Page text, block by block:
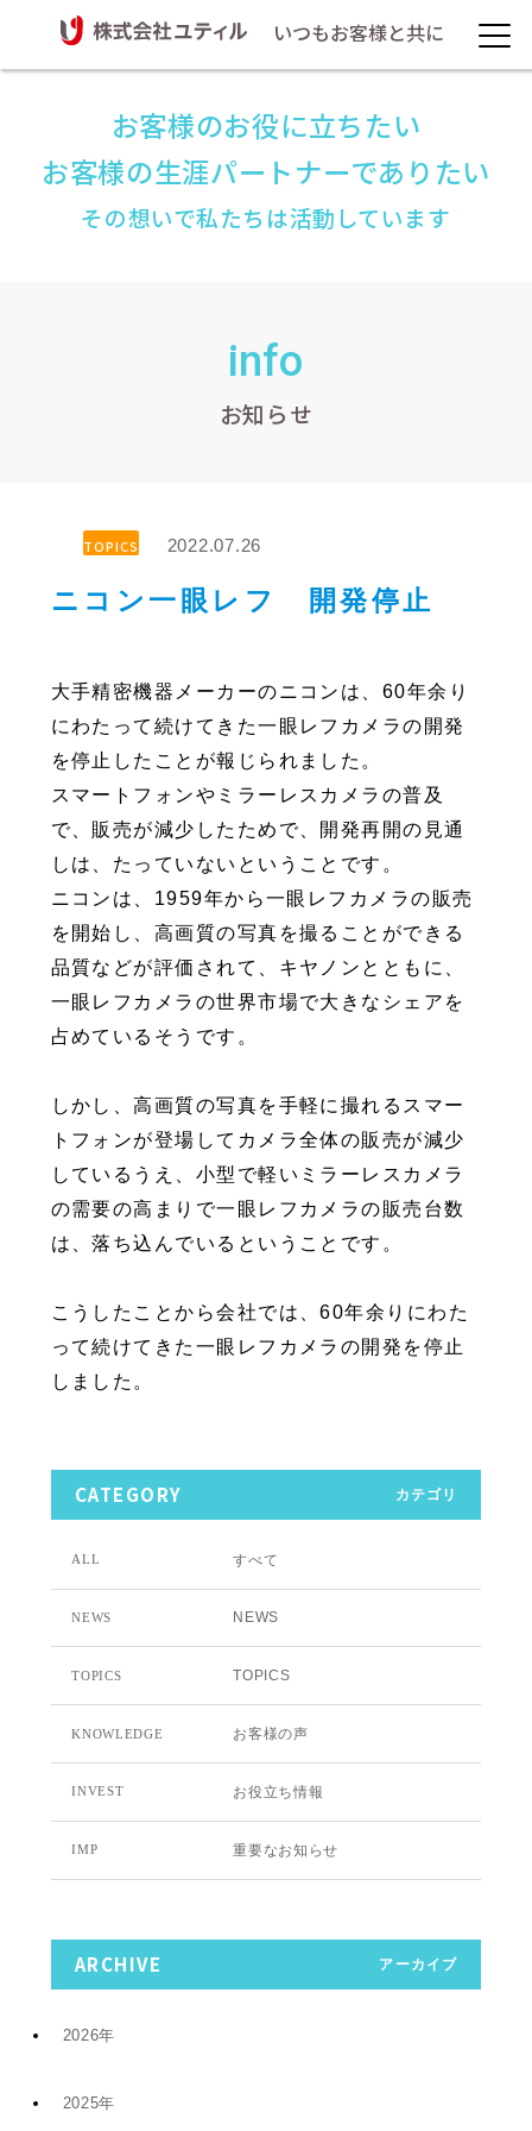
いつもお客様と共に
お客様のお役に立ちたい
お客様の生涯パートナーでありたい
その想いで私たちは活動しています
info
お知らせ
TOPICS 2022.07.26
ニコン一眼レフ 開発停止
大手精密機器メーカーのニコンは、60年余り
にわたって続けてきた一眼レフカメラの開発
を停止したことが報じられました。
スマートフォンやミラーレスカメラの普及
で、販売が減少したためで、開発再開の見通
しは、たっていないということです。
ニコンは、1959年から一眼レフカメラの販売
を開始し、高画質の写真を撮ることができる
品質などが評価されて、キヤノンとともに、
一眼レフカメラの世界市場で大きなシェアを
占めているそうです。
しかし、高画質の写真を手軽に撮れるスマー
トフォンが登場してカメラ全体の販売が減少
しているうえ、小型で軽いミラーレスカメラ
の需要の高まりで一眼レフカメラの販売台数
は、落ち込んでいるということです。
こうしたことから会社では、60年余りにわた
って続けてきた一眼レフカメラの開発を停止
しました。
CATEGORY カテゴリ
ALL すべて
NEWS NEWS
TOPICS TOPICS
KNOWLEDGE お客様の声
INVEST お役立ち情報
IMP 重要なお知らせ
ARCHIVE アーカイブ
2026年
7月 (9)
2025年